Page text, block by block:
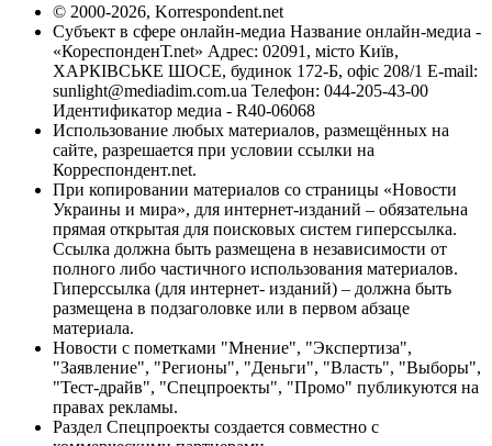
© 2000-2026, Korrespondent.net
Субъект в сфере онлайн-медиа Название онлайн-медиа -
«КореспонденТ.net» Адрес: 02091, місто Київ,
ХАРКІВСЬКЕ ШОСЕ, будинок 172-Б, офіс 208/1 E-mail:
sunlight@mediadim.com.ua Телефон: 044-205-43-00
Идентификатор медиа - R40-06068
Использование любых материалов, размещённых на
сайте, разрешается при условии ссылки на
Корреспондент.net.
При копировании материалов со страницы «Новости
Украины и мира», для интернет-изданий – обязательна
прямая открытая для поисковых систем гиперссылка.
Ссылка должна быть размещена в независимости от
полного либо частичного использования материалов.
Гиперссылка (для интернет- изданий) – должна быть
размещена в подзаголовке или в первом абзаце
материала.
Новости с пометками "Мнение", "Экспертиза",
"Заявление", "Регионы", "Деньги", "Власть", "Выборы",
"Тест-драйв", "Спецпроекты", "Промо" публикуются на
правах рекламы.
Раздел Спецпроекты создается совместно с